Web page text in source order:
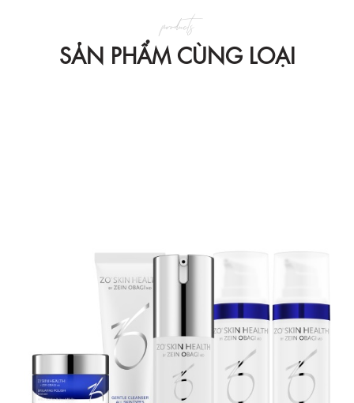
SẢN PHẨM CÙNG LOẠI
products